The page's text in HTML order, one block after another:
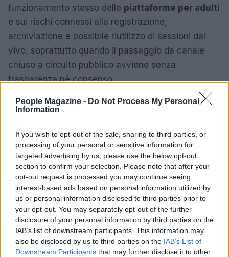
People Magazine - Do Not Process My Personal
Information
If you wish to opt-out of the sale, sharing to third parties, or
processing of your personal or sensitive information for
targeted advertising by us, please use the below opt-out
section to confirm your selection. Please note that after your
opt-out request is processed you may continue seeing
interest-based ads based on personal information utilized by
us or personal information disclosed to third parties prior to
your opt-out. You may separately opt-out of the further
disclosure of your personal information by third parties on the
IAB’s list of downstream participants. This information may
also be disclosed by us to third parties on the IAB’s List of
Downstream Participants that may further disclose it to other
funzionamento stesso delle piattaforme per adulti
e sui rischi connessi alla registrazione,
archiviazione e possibile riutilizzo di sessioni dal
vivo, soprattutto quando il passaggio da canale
chiuso a circuito pubblico avviene senza
trasparenza né consenso.
Al momento, la discussione pubblica è aperta e
della diffusione del video e l’etica della divulgazione
online di contenuti intimi. La vicenda resta oggetto
di confronto tra chi invoca il diritto alla privacy e
chi sottolinea che l’esposizione volontaria su
piattaforme a pagamento determina aspettative
diverse, ma non esclude in alcun modo la
responsabilità di chi distribuisce materiali al di fuori
del contesto originario.